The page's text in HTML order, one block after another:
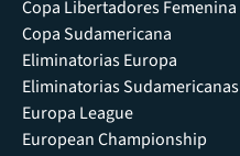
Copa Libertadores Femenina
Copa Sudamericana
Eliminatorias Europa
Eliminatorias Sudamericanas
Europa League
European Championship